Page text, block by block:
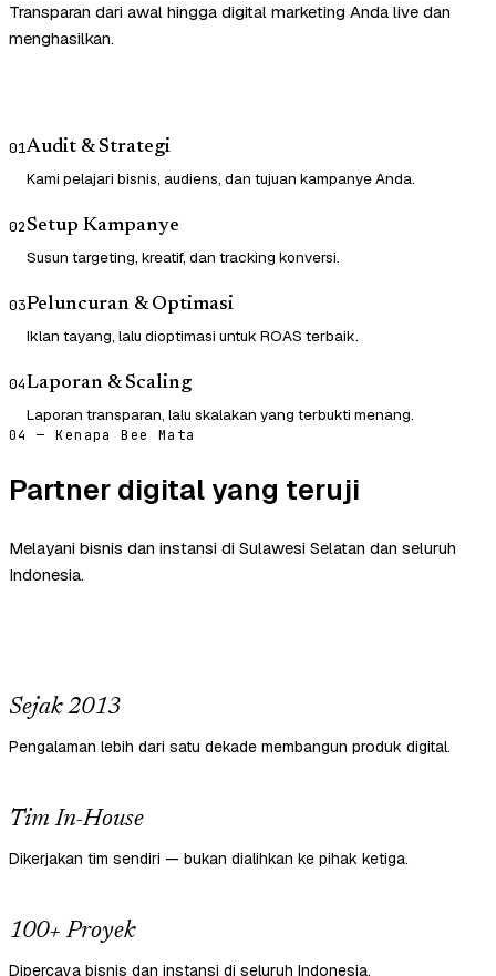
Transparan dari awal hingga digital marketing Anda live dan
menghasilkan.
01Audit & Strategi
Kami pelajari bisnis, audiens, dan tujuan kampanye Anda.
02Setup Kampanye
Susun targeting, kreatif, dan tracking konversi.
03Peluncuran & Optimasi
Iklan tayang, lalu dioptimasi untuk ROAS terbaik.
04Laporan & Scaling
Laporan transparan, lalu skalakan yang terbukti menang.
04 — Kenapa Bee Mata
Partner digital yang teruji
Melayani bisnis dan instansi di Sulawesi Selatan dan seluruh
Indonesia.
Sejak 2013
Pengalaman lebih dari satu dekade membangun produk digital.
Tim In-House
Dikerjakan tim sendiri — bukan dialihkan ke pihak ketiga.
100+ Proyek
Dipercaya bisnis dan instansi di seluruh Indonesia.